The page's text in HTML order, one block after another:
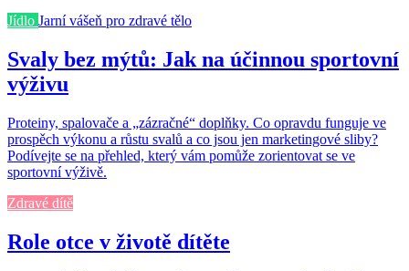
Jídlo Jarní vášeň pro zdravé tělo
Svaly bez mýtů: Jak na účinnou sportovní
výživu
Proteiny, spalovače a „zázračné“ doplňky. Co opravdu funguje ve
prospěch výkonu a růstu svalů a co jsou jen marketingové sliby?
Podívejte se na přehled, který vám pomůže zorientovat se ve
sportovní výživě.
Zdravé dítě
Role otce v životě dítěte